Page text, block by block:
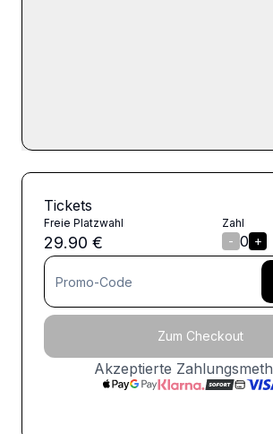
Tickets
Freie Platzwahl
29.90 €
Zahl
- 0 +
Zum Checkout
Akzeptierte